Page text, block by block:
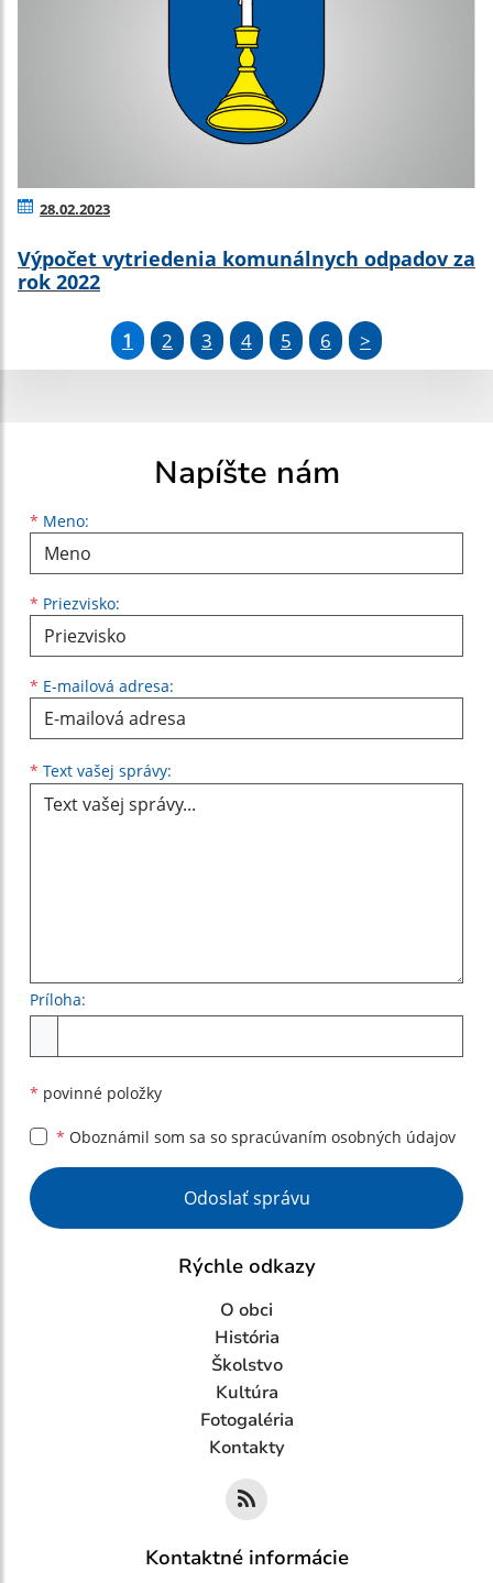
28.02.2023
Výpočet vytriedenia komunálnych odpadov za
rok 2022
1 2 3 4 5 6 >
Napíšte nám
* Meno:
Meno
* Priezvisko:
Priezvisko
* E-mailová adresa:
E-mailová adresa
* Text vašej správy:
Príloha:
* povinné položky
* Oboznámil som sa so spracúvaním osobných údajov
Google reCaptcha Response
Odoslať správu
Rýchle odkazy
O obci
História
Školstvo
Kultúra
Fotogaléria
Kontakty
Kontaktné informácie